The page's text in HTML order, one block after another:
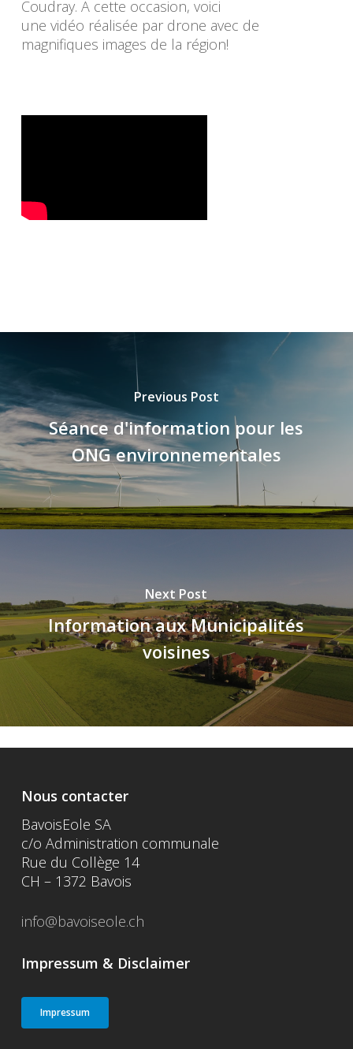
Coudray. A cette occasion, voici
une vidéo réalisée par drone avec de
magnifiques images de la région!
Previous Post
Séance d'information pour les
ONG environnementales
Next Post
Information aux Municipalités
voisines
Nous contacter
BavoisEole SA
c/o Administration communale
Rue du Collège 14
CH – 1372 Bavois
info@bavoiseole.ch
Impressum & Disclaimer
Impressum